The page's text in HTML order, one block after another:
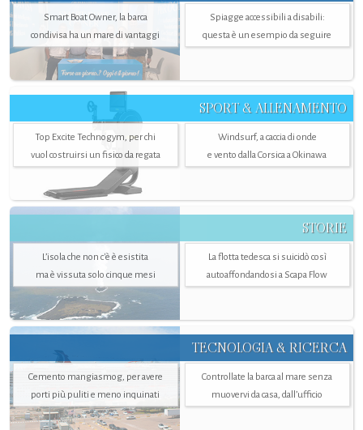
Smart Boat Owner, la barca
condivisa ha un mare di vantaggi
Spiagge accessibili a disabili:
questa è un esempio da seguire
SPORT & ALLENAMENTO
Top Excite Technogym, per chi
vuol costruirsi un fisico da regata
Windsurf, a caccia di onde
e vento dalla Corsica a Okinawa
STORIE
L’isola che non c'è è esistita
ma è vissuta solo cinque mesi
La flotta tedesca si suicidò così
autoaffondandosi a Scapa Flow
TECNOLOGIA & RICERCA
Cemento mangiasmog, per avere
porti più puliti e meno inquinati
Controllate la barca al mare senza
muovervi da casa, dall’ufficio